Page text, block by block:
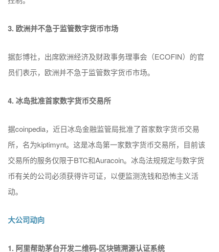
3. 欧洲并不急于监管数字货币市场
据彭博社，出席欧洲经济及财政事务理事会（ECOFIN）的官
员们表示，欧洲并不急于监管数字货币市场。
4. 冰岛批准首家数字货币交易所
据coinpedia，近日冰岛金融监管局批准了首家数字货币交易
所，名为kiptimynt。这是冰岛第一家数字货币交易所，目前该
交易所的服务仅限于BTC和Auracoin。冰岛法规规定与数字货
币有关的公司必须获得许可证，以便监测洗钱和恐怖主义活
动。
大公司动向
1. 阿里帮助茅台开发二维码-区块链溯源认证系统